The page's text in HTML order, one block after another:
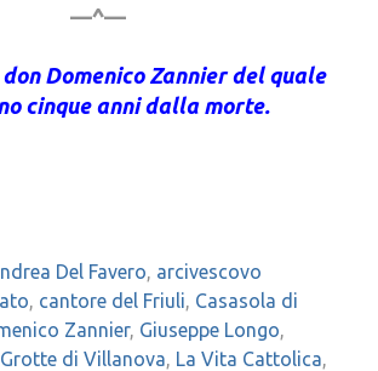
—^—
Domenico Zannier del quale
cinque anni dalla morte.
Del Favero, arcivescovo
, cantore del Friuli, Casasola di
Zannier, Giuseppe Longo,
Grotte di Villanova, La Vita Cattolica,